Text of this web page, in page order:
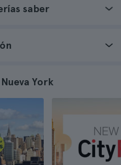
saber
York